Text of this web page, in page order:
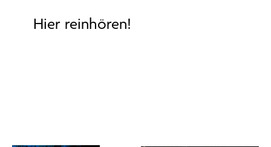
Hier reinhören!